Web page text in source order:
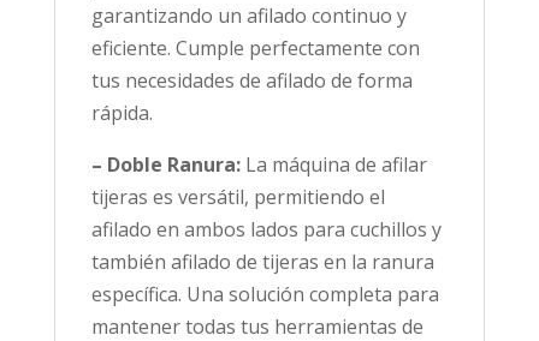
garantizando un afilado continuo y
eficiente. Cumple perfectamente con
tus necesidades de afilado de forma
rápida.
– Doble Ranura:La máquina de afilar
tijeras es versátil, permitiendo el
afilado en ambos lados para cuchillos y
también afilado de tijeras en la ranura
específica. Una solución completa para
mantener todas tus herramientas de